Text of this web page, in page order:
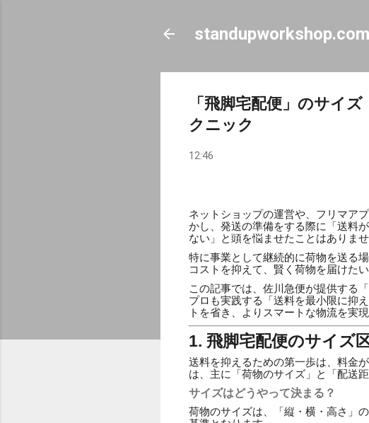
standupworkshop.com
「飛脚宅配便」のサイ
クニック
12:46
ネットショップの運営や、フリマア
かし、発送の準備をする際に「送料
ない」と頭を悩ませたことはありませ
特に事業として継続的に荷物を送る
コストを抑えて、賢く荷物を届けた
この記事では、佐川急便が提供する
プロも実践する「送料を最小限に抑
トを省き、よりスマートな物流を実
1. 飛脚宅配便のサイズ
送料を抑えるための第一歩は、料金
は、主に「荷物のサイズ」と「配送
サイズはどうやって決まる？
荷物のサイズは、「縦・横・高さ」